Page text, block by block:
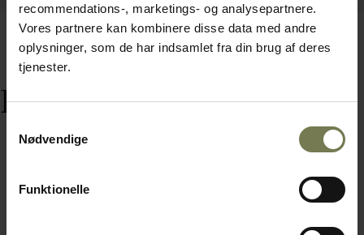
recommendations-, marketings- og analysepartnere.
Vores partnere kan kombinere disse data med andre
oplysninger, som de har indsamlet fra din brug af deres
tjenester.
Nødvendige
Funktionelle
Relaterede varer